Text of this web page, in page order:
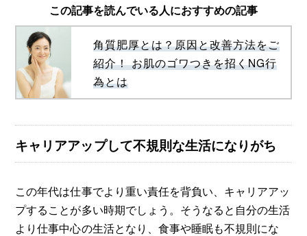
この記事を読んでいる人におすすめの記事
角質肥厚とは？原因と改善方法をご
紹介！ お肌のゴワつきを招くNG行
為とは
キャリアアップして不規則な生活になりがち
この年代は仕事でより重い責任を背負い、キャリアアッ
プすることが多い時期でしょう。そうなると自分の生活
より仕事中心の生活となり、食事や睡眠も不規則にな